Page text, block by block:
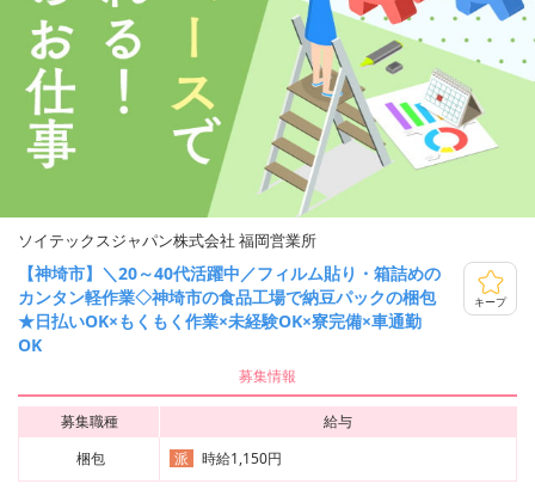
ソイテックスジャパン株式会社 福岡営業所
【神埼市】＼20～40代活躍中／フィルム貼り・箱詰めの
カンタン軽作業◇神埼市の食品工場で納豆パックの梱包
★日払いOK×もくもく作業×未経験OK×寮完備×車通勤
OK
キープ
募集情報
募集職種
給与
梱包
派 時給1,150円